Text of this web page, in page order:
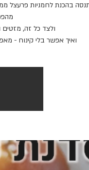
בהכנת לחמניות
ואיך אפשר בלי קינוח -